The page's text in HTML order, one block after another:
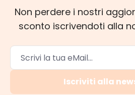
Non perdere i nostri
sconto iscrivendoti alla
Iscriviti alla